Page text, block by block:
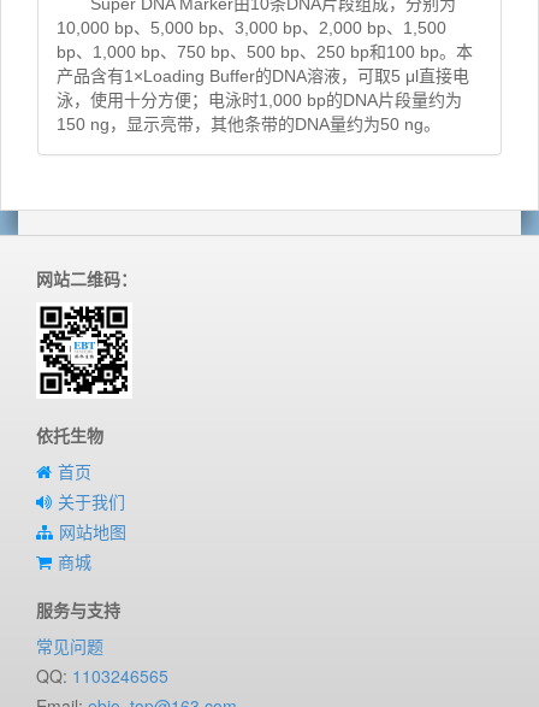
10,000 bp、5,000 bp、3,000 bp、2,000 bp、1,500
bp、1,000 bp、750 bp、500 bp、250 bp和100 bp。本
产品含有1×Loading Buffer的DNA溶液，可取5 μl直接电
泳，使用十分方便；电泳时1,000 bp的DNA片段量约为
150 ng，显示亮带，其他条带的DNA量约为50 ng。
网站二维码：
依托生物
首页
关于我们
网站地图
商城
服务与支持
常见问题
QQ: 1103246565